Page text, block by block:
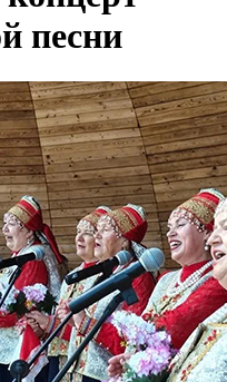
песни